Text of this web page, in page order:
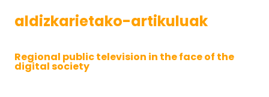
aldizkarietako-artikuluak
Regional public television in the face of the
digital society